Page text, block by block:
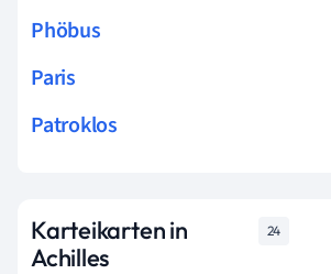
Phöbus
Paris
Patroklos
Karteikarten in
Achilles
24